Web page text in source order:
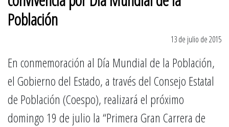
Población
13 de julio de 2015
En conmemoración al Día Mundial de la Población,
el Gobierno del Estado, a través del Consejo Estatal
de Población (Coespo), realizará el próximo
domingo 19 de julio la “Primera Gran Carrera de